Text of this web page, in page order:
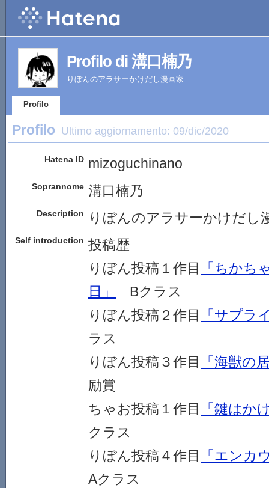
Profilo di 溝口楠乃
りぼんのアラサーかけだし漫画家
Profilo
Profilo Ultimo aggiornamento: 09/dic/2020
Hatena ID mizoguchinano
Soprannome 溝口楠乃
Description りぼんのアラサーかけだし
Self introduction 投稿歴
りぼん投稿１作目
「ちかち
日」
Bクラス
りぼん投稿２作目
「サプラ
ラス
りぼん投稿３作目
「海獣の
励賞
ちゃお投稿１作目
「鍵はか
クラス
りぼん投稿４作目
「エンカ
Aクラス